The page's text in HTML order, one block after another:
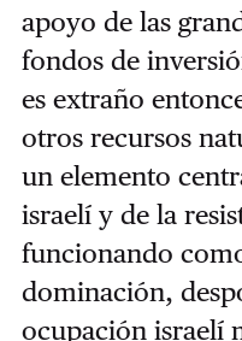
apoyo de las
fondos de
es extraño
otros recursos
un elemento
israelí y de la
funcionando
dominación,
ocupación israelí